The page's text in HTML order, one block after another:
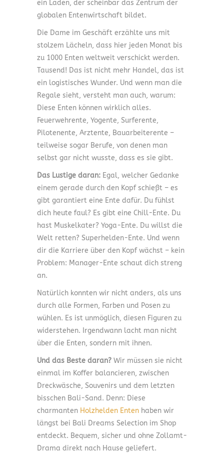
ein Laden, der scheinbar das Zentrum der
globalen Entenwirtschaft bildet.
Die Dame im Geschäft erzählte uns mit
stolzem Lächeln, dass hier jeden Monat bis
zu 1000 Enten weltweit verschickt werden.
Tausend! Das ist nicht mehr Handel, das ist
ein logistisches Wunder. Und wenn man die
Regale sieht, versteht man auch, warum:
Diese Enten können wirklich alles.
Feuerwehrente, Yogente, Surferente,
Pilotenente, Arztente, Bauarbeiterente –
teilweise sogar Berufe, von denen man
selbst gar nicht wusste, dass es sie gibt.
Das Lustige daran: Egal, welcher Gedanke
einem gerade durch den Kopf schießt – es
gibt garantiert eine Ente dafür. Du fühlst
dich heute faul? Es gibt eine Chill-Ente. Du
hast Muskelkater? Yoga-Ente. Du willst die
Welt retten? Superhelden-Ente. Und wenn
dir die Karriere über den Kopf wächst – kein
Problem: Manager-Ente schaut dich streng
an.
Natürlich konnten wir nicht anders, als uns
durch alle Formen, Farben und Posen zu
wühlen. Es ist unmöglich, diesen Figuren zu
widerstehen. Irgendwann lacht man nicht
über die Enten, sondern mit ihnen.
Und das Beste daran? Wir müssen sie nicht
einmal im Koffer balancieren, zwischen
Dreckwäsche, Souvenirs und dem letzten
bisschen Bali-Sand. Denn: Diese
charmanten Holzhelden Enten haben wir
längst bei Bali Dreams Selection im Shop
entdeckt. Bequem, sicher und ohne Zollamt-
Drama direkt nach Hause geliefert.